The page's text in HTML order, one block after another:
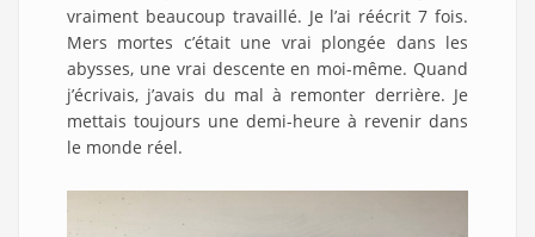
vraiment beaucoup travaillé. Je l’ai réécrit 7 fois.
Mers mortes c’était une vrai plongée dans les
abysses, une vrai descente en moi-même. Quand
j’écrivais, j’avais du mal à remonter derrière. Je
mettais toujours une demi-heure à revenir dans
le monde réel.